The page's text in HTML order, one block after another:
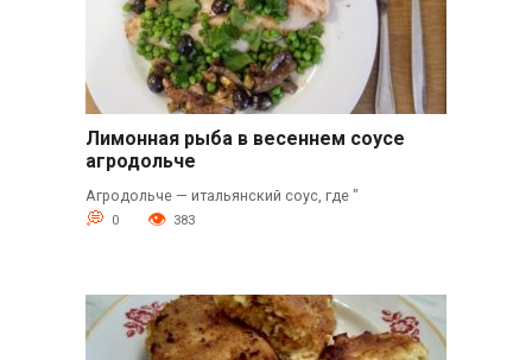
Лимонная рыба в весеннем соусе
агродольче
Агродольче — итальянский соус, где "
0 383